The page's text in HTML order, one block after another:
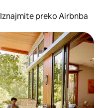
Iznajmite preko Airbnba